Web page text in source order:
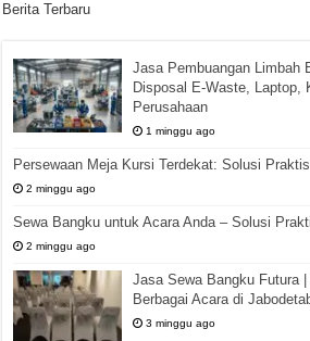
Berita Terbaru
Jasa Pembuangan Limbah
Disposal E-Waste, Laptop,
Perusahaan
1 minggu ago
Persewaan Meja Kursi Terdekat: Solusi
2 minggu ago
Sewa Bangku untuk Acara Anda – Solusi
2 minggu ago
Jasa Sewa Bangku Futura
Berbagai Acara di
3 minggu ago